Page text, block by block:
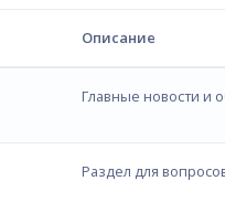
Описание
Главные новости и
Раздел для